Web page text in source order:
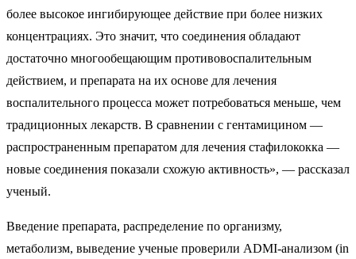
более высокое ингибирующее действие при более низких
концентрациях. Это значит, что соединения обладают
достаточно многообещающим противовоспалительным
действием, и препарата на их основе для лечения
воспалительного процесса может потребоваться меньше, чем
традиционных лекарств. В сравнении с гентамицином —
распространенным препаратом для лечения стафилококка —
новые соединения показали схожую активность», — рассказал
ученый.
Введение препарата, распределение по организму,
метаболизм, выведение ученые проверили ADMI-анализом (in